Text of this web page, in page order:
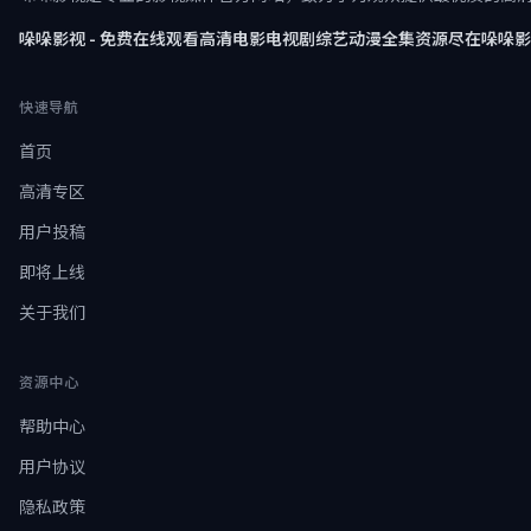
哚哚影视 - 免费在线观看高清电影电视剧综艺动漫全集资源尽在哚哚
快速导航
首页
高清专区
用户投稿
即将上线
关于我们
资源中心
帮助中心
用户协议
隐私政策